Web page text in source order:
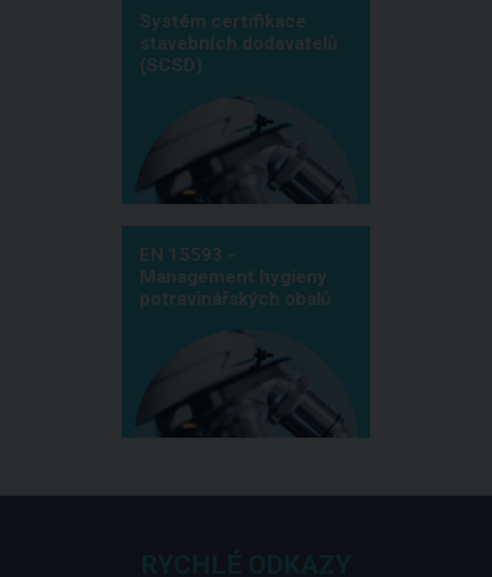
Systém certifikace
stavebních dodavatelů
(SCSD)
EN 15593 -
Management hygieny
potravinářských obalů